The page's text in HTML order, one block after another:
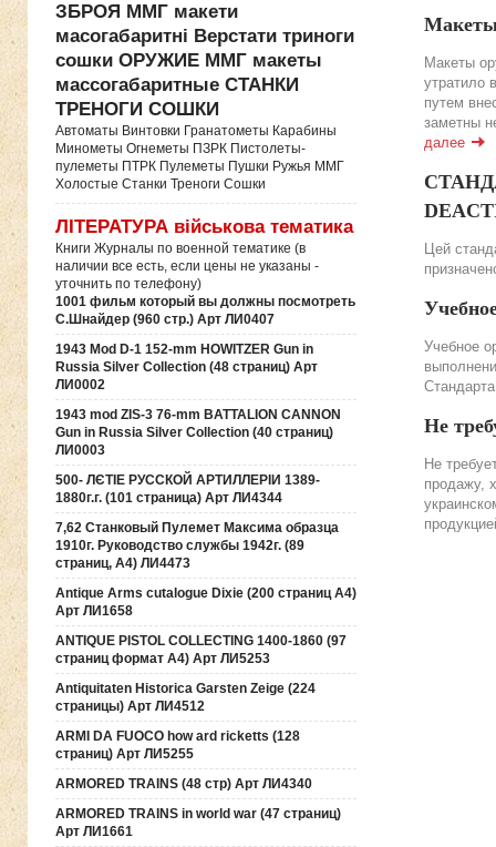
ЗБРОЯ ММГ макети
масогабаритні Верстати триноги
сошки ОРУЖИЕ ММГ макеты
массогабаритные СТАНКИ
ТРЕНОГИ СОШКИ
Автоматы Винтовки Гранатометы Карабины
Минометы Огнеметы ПЗРК Пистолеты-
пулеметы ПТРК Пулеметы Пушки Ружья ММГ
Холостые Станки Треноги Сошки
ЛІТЕРАТУРА військова тематика
Книги Журналы по военной тематике (в
наличии все есть, если цены не указаны -
уточнить по телефону)
1001 фильм который вы должны посмотреть
С.Шнайдер (960 стр.) Арт ЛИ0407
1943 Mod D-1 152-mm HOWITZER Gun in
Russia Silver Collection (48 страниц) Арт
ЛИ0002
1943 mod ZIS-3 76-mm BATTALION CANNON
Gun in Russia Silver Collection (40 страниц)
ЛИ0003
500- ЛЄТІЕ РУССКОЙ АРТИЛЛЕРІИ 1389-
1880г.г. (101 страница) Арт ЛИ4344
7,62 Станковый Пулемет Максима образца
1910г. Руководство службы 1942г. (89
страниц, А4) ЛИ4473
Antique Arms cutalogue Dixie (200 страниц А4)
Арт ЛИ1658
ANTIQUE PISTOL COLLECTING 1400-1860 (97
страниц формат А4) Арт ЛИ5253
Antiquitaten Historica Garsten Zeige (224
страницы) Арт ЛИ4512
ARMI DA FUOCO how ard ricketts (128
страниц) Арт ЛИ5255
ARMORED TRAINS (48 стр) Арт ЛИ4340
ARMORED TRAINS in world war (47 страниц)
Арт ЛИ1661
Макеты
Макеты
утратило
путем
заметны
далее
Цей
Учебное
Не
Не
продажу,